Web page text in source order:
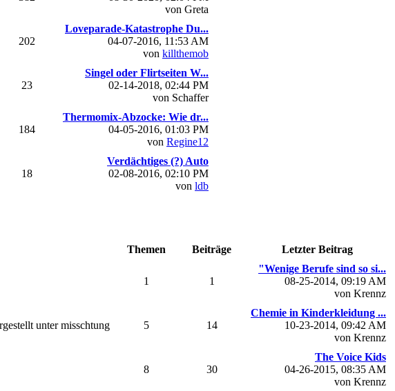
von Greta
202
Loveparade-Katastrophe Du...
04-07-2016, 11:53 AM
von killthemob
23
Singel oder Flirtseiten W...
02-14-2018, 02:44 PM
von Schaffer
184
Thermomix-Abzocke: Wie dr...
04-05-2016, 01:03 PM
von Regine12
18
Verdächtiges (?) Auto
02-08-2016, 02:10 PM
von ldb
Themen Beiträge Letzter Beitrag
1 1
"Wenige Berufe sind so si...
08-25-2014, 09:19 AM
von Krennz
unter misschtung
5 14
Chemie in Kinderkleidung ...
10-23-2014, 09:42 AM
von Krennz
8 30
The Voice Kids
04-26-2015, 08:35 AM
von Krennz